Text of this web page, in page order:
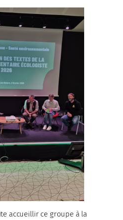
accueillir ce groupe à la